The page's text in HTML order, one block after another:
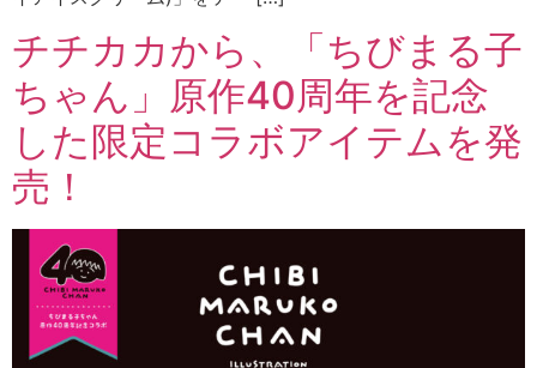
チチカカから、「ちびまる子
ちゃん」原作40周年を記念
した限定コラボアイテムを発
売！